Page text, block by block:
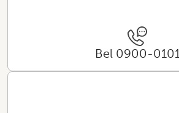
Bel 0900-0101